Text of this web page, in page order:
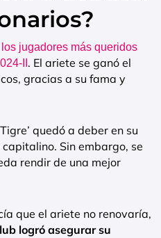
jugadores más queridos
II . El ariete se ganó el
gracias a su fama y
quedó a deber en su
Sin embargo, se
rendir de una mejor
que el ariete no renovaría,
logró asegurar su